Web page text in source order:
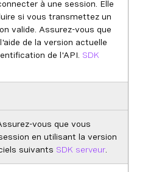
à une session. Elle
si vous transmettez un
valide. Assurez-vous que
de la version actuelle
de l'API. SDK
vous que vous
en utilisant la version
suivants SDK serveur